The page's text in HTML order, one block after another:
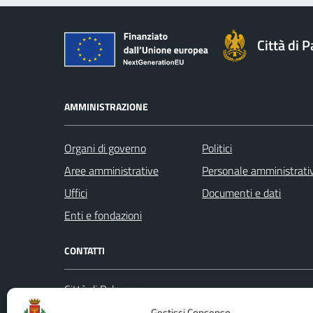
Città di
AMMINISTRAZIONE
Organi di governo
Aree amministrative
Uffici
Enti e fondazioni
Politici
Personale
Documenti e dati
CONTATTI
Città di Palermo
Leggi le